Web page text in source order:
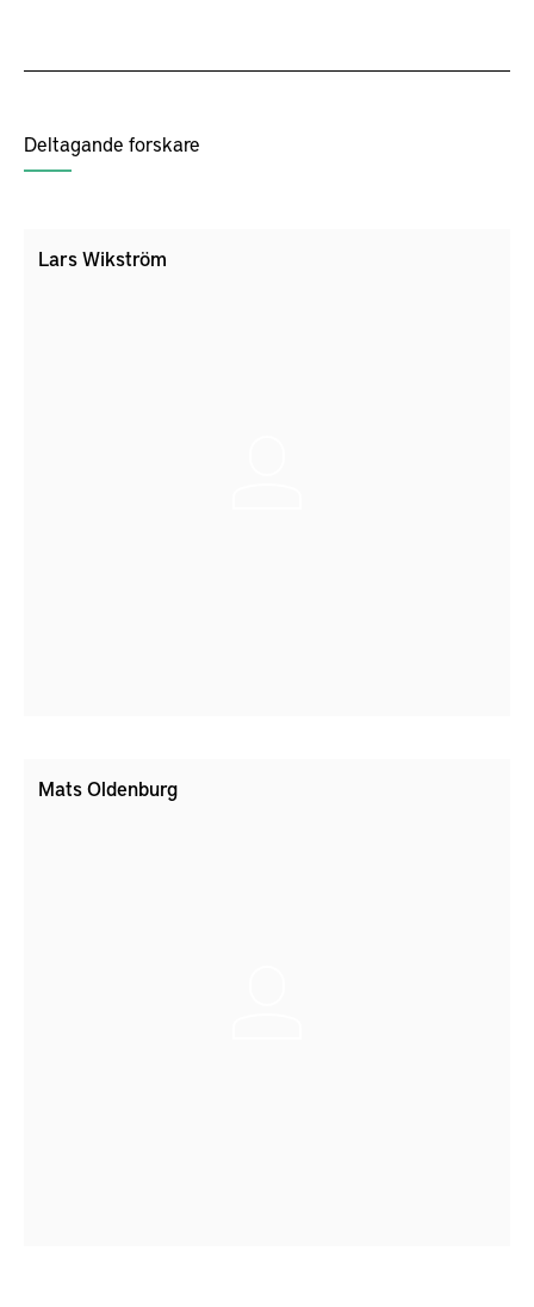
Deltagande forskare
Lars Wikström
Mats Oldenburg